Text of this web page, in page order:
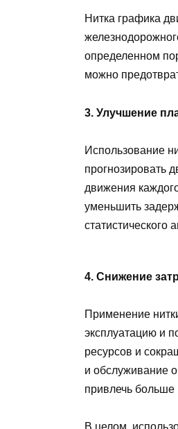
Нитка графика
определенном
можно
3. Улучшение
Использование
прогнозировать
движения
уменьшить
4. Снижение
Применение
эксплуатацию и
ресурсов и
и обслуживание
привлечь больше